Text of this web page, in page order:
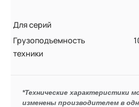
Для серий
Грузоподъемность
техники
*Технические характеристики
изменены производителем в